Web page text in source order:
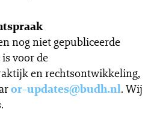
nog niet gepubliceerde
voor de
en rechtsontwikkeling,
or-updates@budh.nl. Wij